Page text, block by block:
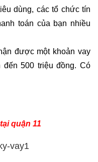
dùng, các tổ chức tín
toán của bạn nhiều
được một khoản vay
500 triệu đồng. Có
quận 11